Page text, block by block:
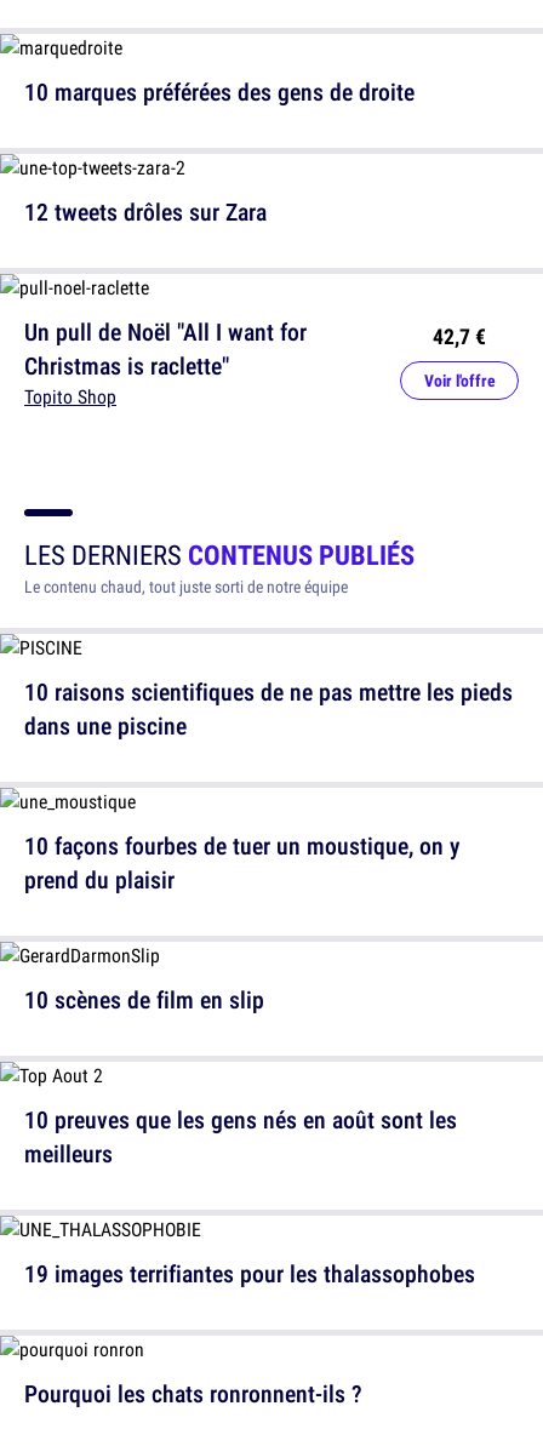
10 marques préférées des gens de droite
Un pull de Noël "All I want for
Christmas is raclette"
Topito Shop
42,7 €
Voir l'offre
12 tweets drôles sur Zara
LES DERNIERS CONTENUS PUBLIÉS
Le contenu chaud, tout juste sorti de notre équipe
10 raisons scientifiques de ne pas mettre les pieds
dans une piscine
10 scènes de film en slip
19 images terrifiantes pour les thalassophobes
10 façons fourbes de tuer un moustique, on y
prend du plaisir
10 preuves que les gens nés en août sont les
meilleurs
Pourquoi les chats ronronnent-ils ?